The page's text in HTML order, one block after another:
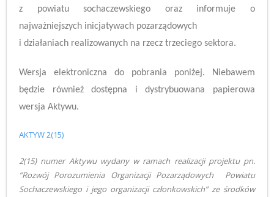
z powiatu sochaczewskiego oraz informuje o
najważniejszych inicjatywach pozarządowych
i działaniach realizowanych na rzecz trzeciego sektora.
Wersja elektroniczna do pobrania poniżej. Niebawem
będzie również dostępna i dystrybuowana papierowa
wersja Aktywu.
AKTYW 2(15)
2(15) numer Aktywu wydany w ramach realizacji projektu pn.
”Rozwój Porozumienia Organizacji Pozarządowych Powiatu
Sochaczewskiego i jego organizacji członkowskich” ze środków